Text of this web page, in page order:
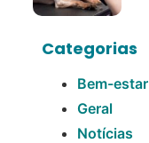
Categorias
Bem-estar
Geral
Notícias